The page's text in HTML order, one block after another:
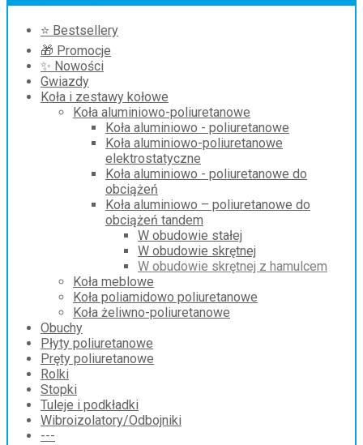
⭐ Bestsellery
🎁 Promocje
✨ Nowości
Gwiazdy
Koła i zestawy kołowe
Koła aluminiowo-poliuretanowe
Koła aluminiowo - poliuretanowe
Koła aluminiowo-poliuretanowe
elektrostatyczne
Koła aluminiowo - poliuretanowe do
obciążeń
Koła aluminiowo – poliuretanowe do
obciążeń tandem
W obudowie stałej
W obudowie skrętnej
W obudowie skrętnej z hamulcem
Koła meblowe
Koła poliamidowo poliuretanowe
Koła żeliwno-poliuretanowe
Obuchy
Płyty poliuretanowe
Pręty poliuretanowe
Rolki
Stopki
Tuleje i podkładki
Wibroizolatory/Odbojniki
---